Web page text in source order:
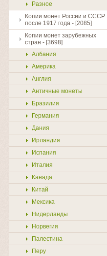
Разное
Копии монет России и СССР
после 1917 года - [2085]
Копии монет зарубежных
стран - [3698]
Албания
Америка
Англия
Античные монеты
Бразилия
Германия
Дания
Ирландия
Испания
Италия
Канада
Китай
Мексика
Нидерланды
Норвегия
Палестина
Перу